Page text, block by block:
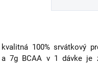
100% srvátkový
7g BCAA v 1 dávke je